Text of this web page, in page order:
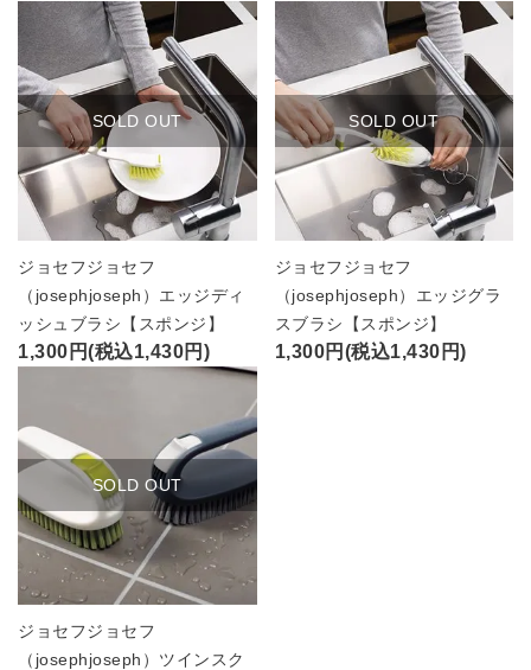
SOLD OUT
ジョセフジョセフ
（josephjoseph）エッジディ
ッシュブラシ【スポンジ】
1,300円(税込1,430円)
SOLD OUT
ジョセフジョセフ
（josephjoseph）エッジグラ
スブラシ【スポンジ】
1,300円(税込1,430円)
SOLD OUT
ジョセフジョセフ
（josephjoseph）ツインスク